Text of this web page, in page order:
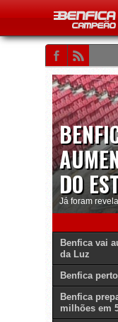
DO
Já foram
Benfica vai
da Luz
Benfica
Benfica
milhões em